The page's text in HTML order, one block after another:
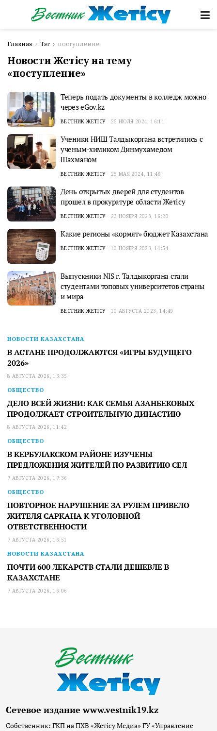
Главная Тэг поступление
Новости Жетісу на тему
«поступление»
Теперь подать документы в колледж можно
через eGov.kz
ВЕСТНИК ЖЕТІСУ 25 ИЮЛЯ 2024, 16:11
Ученики НИШ Талдыкоргана встретились с
ученым-химиком Динмухамедом
Шахманом
ВЕСТНИК ЖЕТІСУ 25 МАЯ 2024, 11:48
День открытых дверей для студентов
прошел в прокуратуре области Жетісу
ВЕСТНИК ЖЕТІСУ 23 НОЯБРЯ 2023, 16:20
Какие регионы «кормят» бюджет Казахстана
ВЕСТНИК ЖЕТІСУ 13 НОЯБРЯ 2023, 14:54
Выпускники NIS г. Талдыкоргана стали
студентами топовых университетов страны
и мира
ВЕСТНИК ЖЕТІСУ 10 АВГУСТА 2023, 14:49
НОВОСТИ КАЗАХСТАНА
В АСТАНЕ ПРОДОЛЖАЮТСЯ «ИГРЫ БУДУЩЕГО
2026»
8 АВГУСТА 2026, 13:35
ОБЩЕСТВО
ДЕЛО ВСЕЙ ЖИЗНИ: КАК СЕМЬЯ АЗАНБЕКОВЫХ
ПРОДОЛЖАЕТ СТРОИТЕЛЬНУЮ ДИНАСТИЮ
8 АВГУСТА 2026, 11:42
ОБЩЕСТВО
В КЕРБУЛАКСКОМ РАЙОНЕ ИЗУЧЕНЫ
ПРЕДЛОЖЕНИЯ ЖИТЕЛЕЙ ПО РАЗВИТИЮ СЕЛ
7 АВГУСТА 2026, 17:36
ОБЩЕСТВО
ПОВТОРНОЕ НАРУШЕНИЕ ЗА РУЛЕМ ПРИВЕЛО
ЖИТЕЛЯ САРКАНА К УГОЛОВНОЙ
ОТВЕТСТВЕННОСТИ
7 АВГУСТА 2026, 16:51
НОВОСТИ КАЗАХСТАНА
ПОЧТИ 600 ЛЕКАРСТВ СТАЛИ ДЕШЕВЛЕ В
КАЗАХСТАНЕ
7 АВГУСТА 2026, 16:06
Сетевое издание www.vestnik19.kz
Собственник: ГКП на ПХВ «Жетісу Медиа» ГУ «Управление